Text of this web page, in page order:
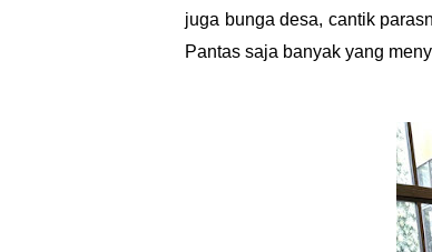
juga bunga desa, cantik
Pantas saja banyak yang